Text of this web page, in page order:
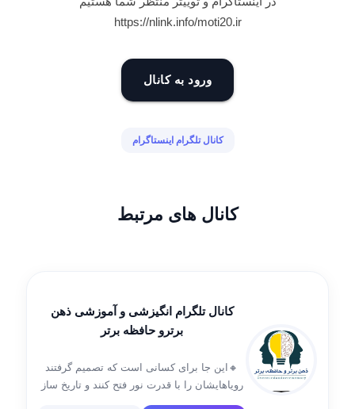
https://nlink.info/moti20.ir
ورود به کانال
کانال تلگرام اینستاگرام
کانال های مرتبط
کانال تلگرام انگیزشی و آموزشی ذهن
برترو حافظه برتر
🔸️این جا برای کسانی است که تصمیم گرفتند
رویاهایشان را با قدرت نور فتح کنند و تاریخ ساز